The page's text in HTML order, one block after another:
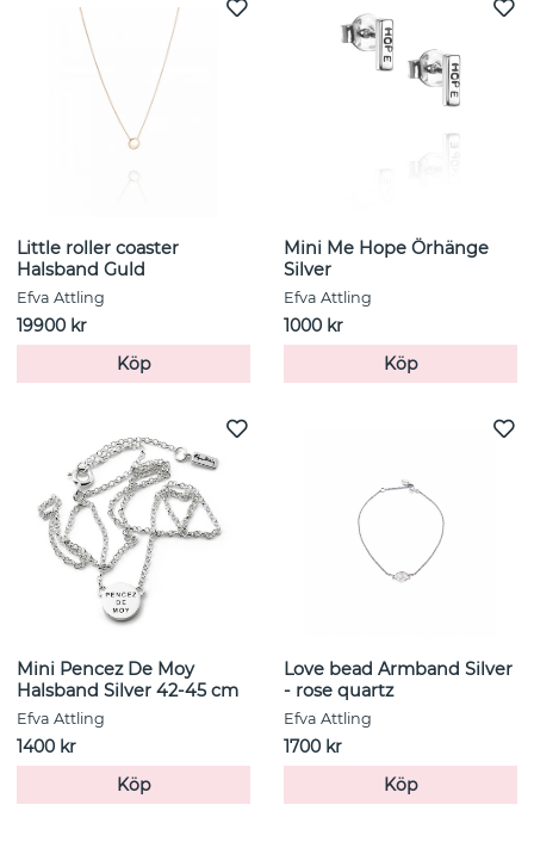
Little roller coaster
Halsband Guld
Efva Attling
19900 kr
Köp
Mini Me Hope Örhänge
Silver
Efva Attling
1000 kr
Köp
Mini Pencez De Moy
Halsband Silver 42-45 cm
Efva Attling
1400 kr
Köp
Love bead Armband Silver
- rose quartz
Efva Attling
1700 kr
Köp